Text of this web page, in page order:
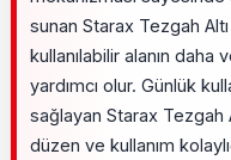
sunan Starax Tezgah
kullanılabilir alanın
yardımcı olur. Günlük
sağlayan Starax Tezgah
düzen ve kullanım